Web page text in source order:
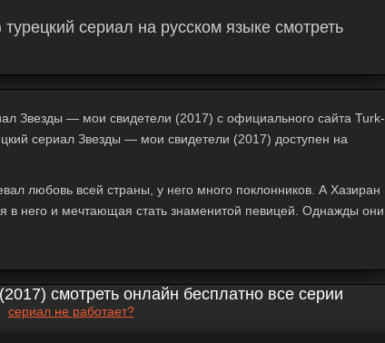
сериал на русском языке смотреть
Звезды — мои свидетели (2017) с официального сайта Turk-
сериал Звезды — мои свидетели (2017) доступен на
любовь всей страны, у него много поклонников. А Хазиран
в него и мечтающая стать знаменитой певицей. Однажды они
смотреть онлайн бесплатно все серии
сериал не работает?